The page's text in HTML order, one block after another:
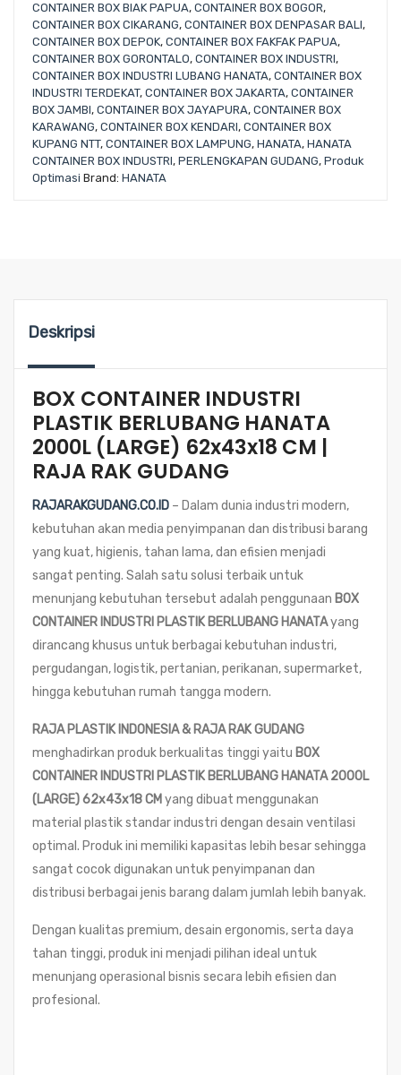
CONTAINER BOX BIAK PAPUA, CONTAINER BOX BOGOR,
CONTAINER BOX CIKARANG, CONTAINER BOX DENPASAR BALI,
CONTAINER BOX DEPOK, CONTAINER BOX FAKFAK PAPUA,
CONTAINER BOX GORONTALO, CONTAINER BOX INDUSTRI,
CONTAINER BOX INDUSTRI LUBANG HANATA, CONTAINER BOX
INDUSTRI TERDEKAT, CONTAINER BOX JAKARTA, CONTAINER
BOX JAMBI, CONTAINER BOX JAYAPURA, CONTAINER BOX
KARAWANG, CONTAINER BOX KENDARI, CONTAINER BOX
KUPANG NTT, CONTAINER BOX LAMPUNG, HANATA, HANATA
CONTAINER BOX INDUSTRI, PERLENGKAPAN GUDANG, Produk
Optimasi Brand: HANATA
Deskripsi
BOX CONTAINER INDUSTRI
PLASTIK BERLUBANG HANATA
2000L (LARGE) 62x43x18 CM |
RAJA RAK GUDANG
RAJARAKGUDANG.CO.ID – Dalam dunia industri modern,
kebutuhan akan media penyimpanan dan distribusi barang
yang kuat, higienis, tahan lama, dan efisien menjadi
sangat penting. Salah satu solusi terbaik untuk
menunjang kebutuhan tersebut adalah penggunaan BOX
CONTAINER INDUSTRI PLASTIK BERLUBANG HANATAyang
dirancang khusus untuk berbagai kebutuhan industri,
pergudangan, logistik, pertanian, perikanan, supermarket,
hingga kebutuhan rumah tangga modern.
RAJA PLASTIK INDONESIA & RAJA RAK GUDANG
menghadirkan produk berkualitas tinggi yaitu BOX
CONTAINER INDUSTRI PLASTIK BERLUBANG HANATA 2000L
(LARGE) 62x43x18 CM yang dibuat menggunakan
material plastik standar industri dengan desain ventilasi
optimal. Produk ini memiliki kapasitas lebih besar sehingga
sangat cocok digunakan untuk penyimpanan dan
distribusi berbagai jenis barang dalam jumlah lebih banyak.
Dengan kualitas premium, desain ergonomis, serta daya
tahan tinggi, produk ini menjadi pilihan ideal untuk
menunjang operasional bisnis secara lebih efisien dan
profesional.